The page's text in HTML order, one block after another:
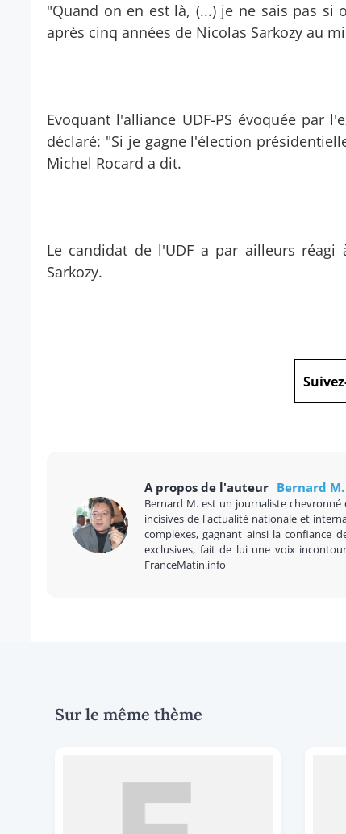
"Quand on en est là, (...) je ne sais pas
après cinq années de Nicolas Sarkozy au
Evoquant l'alliance UDF-PS évoquée par
déclaré: "Si je gagne l'élection
Michel Rocard a dit.
Le candidat de l'UDF a par ailleurs
Sarkozy.
A propos de l'auteur Bernard M.
Bernard M. est un journaliste
incisives de l'actualité nationale et
complexes, gagnant ainsi la confiance
exclusives, fait de lui une voix
FranceMatin.info
Sur le même thème